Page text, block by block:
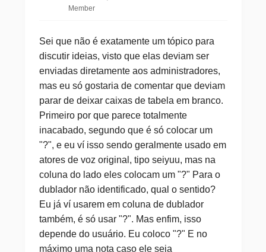
Member
Sei que não é exatamente um tópico para
discutir ideias, visto que elas deviam ser
enviadas diretamente aos administradores,
mas eu só gostaria de comentar que deviam
parar de deixar caixas de tabela em branco.
Primeiro por que parece totalmente
inacabado, segundo que é só colocar um
"?", e eu ví isso sendo geralmente usado em
atores de voz original, tipo seiyuu, mas na
coluna do lado eles colocam um "?" Para o
dublador não identificado, qual o sentido?
Eu já ví usarem em coluna de dublador
também, é só usar "?". Mas enfim, isso
depende do usuário. Eu coloco "?" E no
máximo uma nota caso ele seja